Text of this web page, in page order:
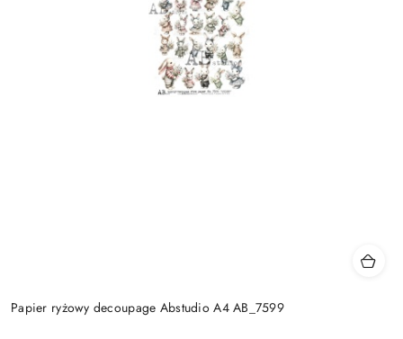
Papier ryżowy decoupage Abstudio A4 AB_7599